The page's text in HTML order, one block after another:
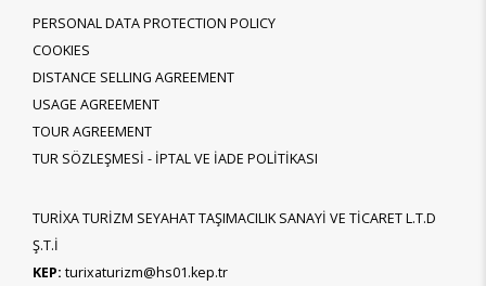
PERSONAL DATA PROTECTION POLICY
COOKIES
DISTANCE SELLING AGREEMENT
USAGE AGREEMENT
TOUR AGREEMENT
TUR SÖZLEŞMESİ - İPTAL VE İADE POLİTİKASI
TURİXA TURİZM SEYAHAT TAŞIMACILIK SANAYİ VE TİCARET L.T.D
Ş.T.İ
KEP: turixaturizm@hs01.kep.tr